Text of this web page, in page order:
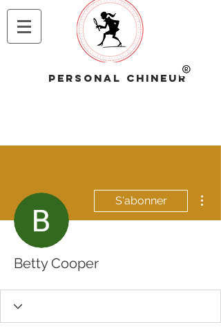
CHINEUR
S'abonner
Betty Cooper